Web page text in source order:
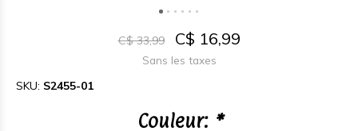
C$ 33,99 C$ 16,99
Sans les taxes
SKU: S2455-01
Couleur: *